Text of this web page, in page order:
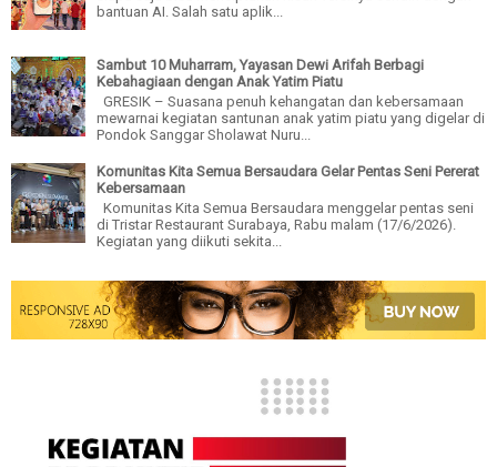
bantuan AI. Salah satu aplik...
Sambut 10 Muharram, Yayasan Dewi Arifah Berbagi
Kebahagiaan dengan Anak Yatim Piatu
GRESIK – Suasana penuh kehangatan dan kebersamaan
mewarnai kegiatan santunan anak yatim piatu yang digelar di
Pondok Sanggar Sholawat Nuru...
Komunitas Kita Semua Bersaudara Gelar Pentas Seni Pererat
Kebersamaan
Komunitas Kita Semua Bersaudara menggelar pentas seni
di Tristar Restaurant Surabaya, Rabu malam (17/6/2026).
Kegiatan yang diikuti sekita...